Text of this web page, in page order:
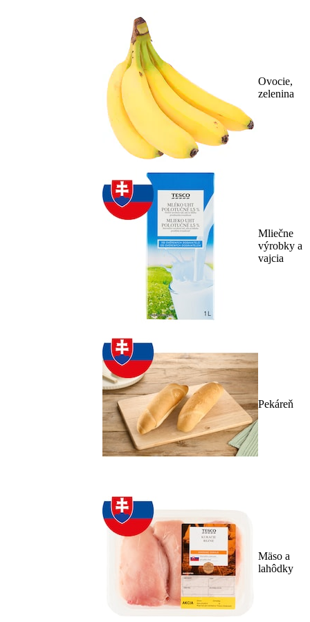
Ovocie,
zelenina
Mliečne
výrobky a
vajcia
Pekáreň
Mäso a
lahôdky